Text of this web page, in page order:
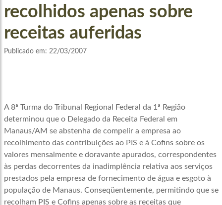
recolhidos apenas sobre
receitas auferidas
Publicado em: 22/03/2007
A 8ª Turma do Tribunal Regional Federal da 1ª Região
determinou que o Delegado da Receita Federal em
Manaus/AM se abstenha de compelir a empresa ao
recolhimento das contribuições ao PIS e à Cofins sobre os
valores mensalmente e doravante apurados, correspondentes
às perdas decorrentes da inadimplência relativa aos serviços
prestados pela empresa de fornecimento de água e esgoto à
população de Manaus. Conseqüentemente, permitindo que se
recolham PIS e Cofins apenas sobre as receitas que